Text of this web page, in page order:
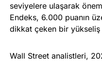
seviyelere ulaşarak
Endeks, 6.000 puanın
dikkat çeken bir
Wall Street analistleri,